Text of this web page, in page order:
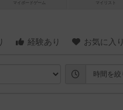
マイボードゲーム マイリスト
経験あり お気に入り